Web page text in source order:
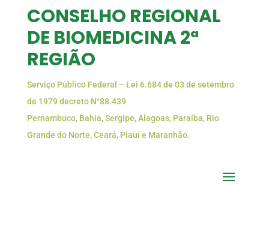
CONSELHO REGIONAL
DE BIOMEDICINA 2ª
REGIÃO
Serviço Público Federal – Lei 6.684 de 03 de setembro
de 1979 decreto N°88.439
Pernambuco, Bahia, Sergipe, Alagoas, Paraíba, Rio
Grande do Norte, Ceará, Piauí e Maranhão.